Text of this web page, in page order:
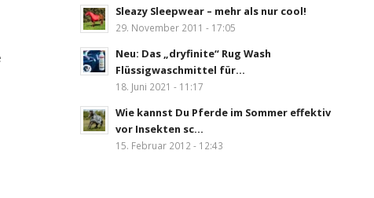
Sleazy Sleepwear – mehr als nur cool!
29. November 2011 - 17:05
Neu: Das „dryfinite“ Rug Wash
Flüssigwaschmittel für...
18. Juni 2021 - 11:17
Wie kannst Du Pferde im Sommer effektiv
vor Insekten sc...
15. Februar 2012 - 12:43